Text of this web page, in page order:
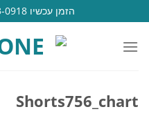
to
content
הזמן עכשיו 055-663-0918 MENZONE
Shorts756_chart